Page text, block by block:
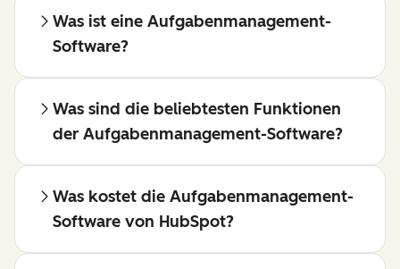
Was ist eine Aufgabenmanagement-
Software?
Was sind die beliebtesten Funktionen
der Aufgabenmanagement-Software?
Was kostet die Aufgabenmanagement-
Software von HubSpot?